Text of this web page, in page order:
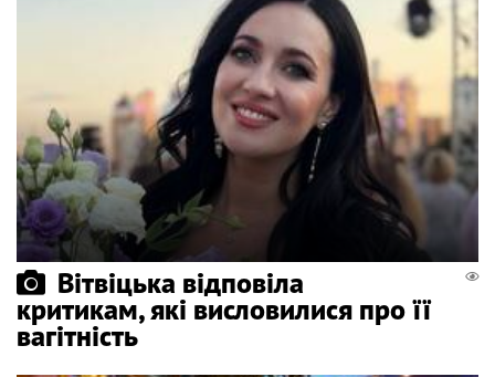
Вітвіцька відповіла
критикам, які висловилися про її
вагітність